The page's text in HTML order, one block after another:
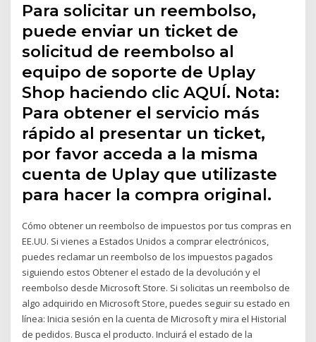
Para solicitar un reembolso,
puede enviar un ticket de
solicitud de reembolso al
equipo de soporte de Uplay
Shop haciendo clic AQUÍ. Nota:
Para obtener el servicio más
rápido al presentar un ticket,
por favor acceda a la misma
cuenta de Uplay que utilizaste
para hacer la compra original.
Cómo obtener un reembolso de impuestos por tus compras en
EE.UU. Si vienes a Estados Unidos a comprar electrónicos,
puedes reclamar un reembolso de los impuestos pagados
siguiendo estos Obtener el estado de la devolución y el
reembolso desde Microsoft Store. Si solicitas un reembolso de
algo adquirido en Microsoft Store, puedes seguir su estado en
línea: Inicia sesión en la cuenta de Microsoft y mira el Historial
de pedidos. Busca el producto. Incluirá el estado de la